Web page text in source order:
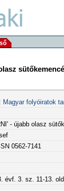
Magyar folyóiratok
- újabb olasz
0562-7141
évf. 3. sz. 11-13.